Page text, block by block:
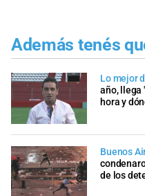
Además tenés
Lo mejor
año, llega
hora y
Buenos
de los